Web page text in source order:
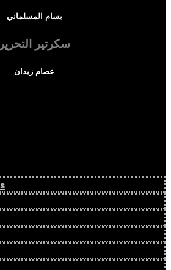
بسام المسلماني
سكرتير التحرير
عصام زيدان